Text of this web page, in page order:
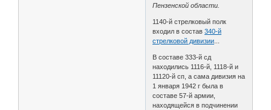
Пензенской области.
1140-й стрелковый полк
входил в состав340-й
стрелковой дивизии
В составе 333-й сд
находились 1116-й, 1118-й и
11120-й сп, а сама дивизия на
1 января 1942 г была в
составе 57-й армии,
находящейся в подчинении